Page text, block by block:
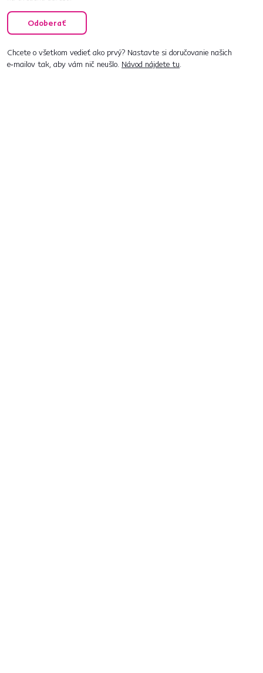
Odoberať
Chcete o všetkom vedieť ako prvý? Nastavte si doručovanie našich
e‑mailov tak, aby vám nič neušlo. Návod nájdete tu.